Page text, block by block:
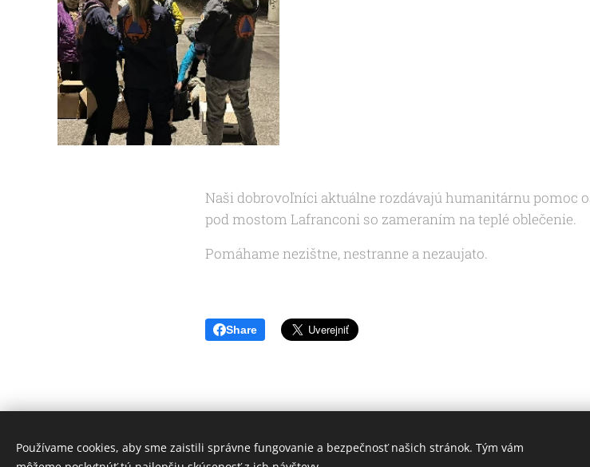
Naši dobrovoľníci aktuálne rozdávajú humanitárnu pomoc
pod mostom Lafranconi so zameraním na teplé oblečenie.
Pomáhame nezištne, nestranne a nezaujato.
Share
Používame cookies, aby sme zaistili správne fungovanie a bezpečnosť našich stránok. Tým vám